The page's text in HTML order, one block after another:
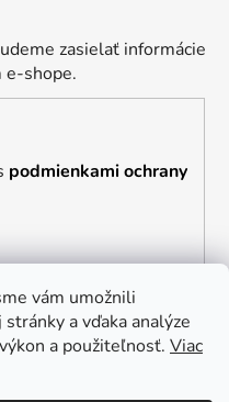
vám umožnili
a vďaka analýze
a použiteľnosť. Viac
zasielať informácie
e-shope.
podmienkami ochrany